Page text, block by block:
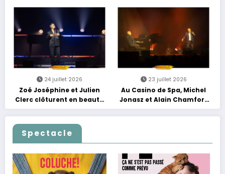
grands moments de scène
24 juillet 2026
Zoé Joséphine et Julien
Clerc clôturent en beauté
Les Nuits Francofolies au
Casino
23 juillet 2026
Au Casino de Spa, Michel
Jonasz et Alain Chamfort
célèbrent le temps qui
passe… sans jamais céder
Spectacle